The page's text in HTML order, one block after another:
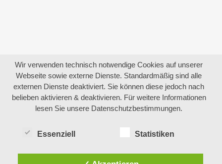
Wir verwenden technisch notwendige Cookies auf unserer
Webseite sowie externe Dienste. Standardmäßig sind alle
externen Dienste deaktiviert. Sie können diese jedoch nach
belieben aktivieren & deaktivieren. Für weitere Informationen
lesen Sie unsere Datenschutzbestimmungen.
Essenziell Statistiken